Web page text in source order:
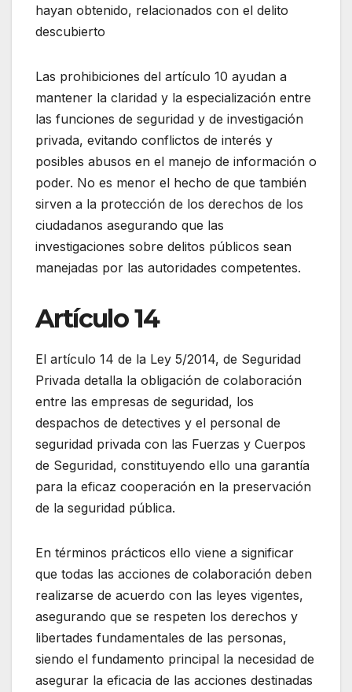
hayan obtenido, relacionados con el delito
descubierto
Las prohibiciones del artículo 10 ayudan a
mantener la claridad y la especialización entre
las funciones de seguridad y de investigación
privada, evitando conflictos de interés y
posibles abusos en el manejo de información o
poder. No es menor el hecho de que también
sirven a la protección de los derechos de los
ciudadanos asegurando que las
investigaciones sobre delitos públicos sean
manejadas por las autoridades competentes.
Artículo 14
El artículo 14 de la Ley 5/2014, de Seguridad
Privada detalla la obligación de colaboración
entre las empresas de seguridad, los
despachos de detectives y el personal de
seguridad privada con las Fuerzas y Cuerpos
de Seguridad, constituyendo ello una garantía
para la eficaz cooperación en la preservación
de la seguridad pública.
En términos prácticos ello viene a significar
que todas las acciones de colaboración deben
realizarse de acuerdo con las leyes vigentes,
asegurando que se respeten los derechos y
libertades fundamentales de las personas,
siendo el fundamento principal la necesidad de
asegurar la eficacia de las acciones destinadas